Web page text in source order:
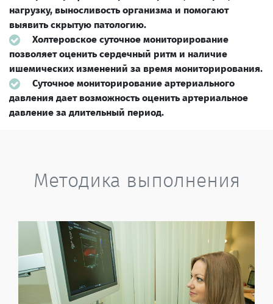
нагрузку, выносливость организма и помогают
выявить скрытую патологию.
Холтеровское суточное мониторирование
позволяет оценить сердечный ритм и наличие
ишемических изменений за время мониторирования.
Суточное мониторирование артериального
давления дает возможность оценить артериальное
давление за длительный период.
Методика выполнения